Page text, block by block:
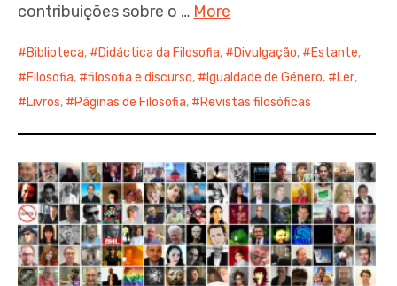
contribuições sobre o … More
Biblioteca, Didáctica da Filosofia, Divulgação, Estante,
Filosofia, filosofia e discurso, Igualdade de Género, Ler,
Livros, Páginas de Filosofia, Revistas filosóficas